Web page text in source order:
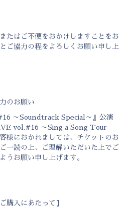
たはご不便をおかけしますことをお
ご協力の程をよろしくお願い申し上
のお願い
～Soundtrack Special～』公演
vol.#16 ～Sing a Song Tour
様におかれましては、チケットのお
一読の上、ご理解いただいた上でご
うお願い申し上げます。
購入にあたって】